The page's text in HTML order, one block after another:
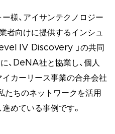
様、アイサンテクノロジー
者向けに提供するインシュ
IV Discovery 」の共同
、DeNA社と協業し、個人
カーリース事業の合弁会社
たちのネットワークを活用
めている事例です。